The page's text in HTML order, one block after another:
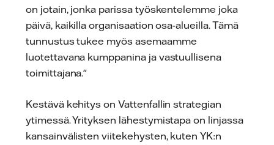
on jotain, jonka parissa työskentelemme joka
päivä, kaikilla organisaation osa-alueilla. Tämä
tunnustus tukee myös asemaamme
luotettavana kumppanina ja vastuullisena
toimittajana."
Kestävä kehitys on Vattenfallin strategian
ytimessä. Yrityksen lähestymistapa on linjassa
kansainvälisten viitekehysten, kuten YK:n